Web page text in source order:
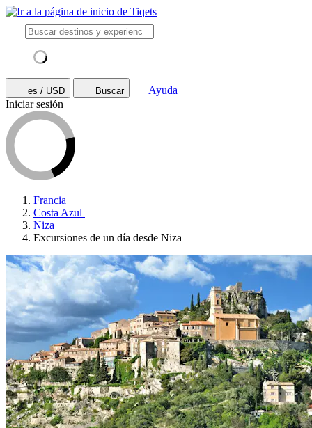
es / USD Buscar
Ayuda
Iniciar sesión
Francia
Costa Azul
Niza
Excursiones de un día desde Niza